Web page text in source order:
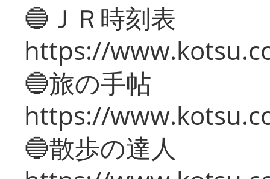
🔵ＪＲ時刻表
https://
🔵旅の手帖
https://
🔵散歩の達人